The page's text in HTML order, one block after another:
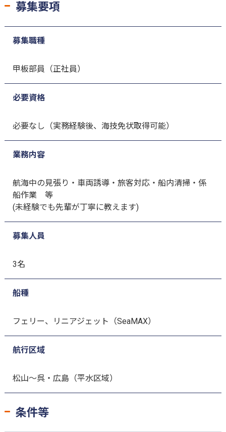
募集要項
募集職種
甲板部員（正社員）
必要資格
必要なし（実務経験後、海技免状取得可能）
業務内容
航海中の見張り・車両誘導・旅客対応・船内清掃・係
船作業 等
(未経験でも先輩が丁寧に教えます)
募集人員
3名
船種
フェリー、リニアジェット（SeaMAX）
航行区域
松山～呉・広島（平水区域）
条件等